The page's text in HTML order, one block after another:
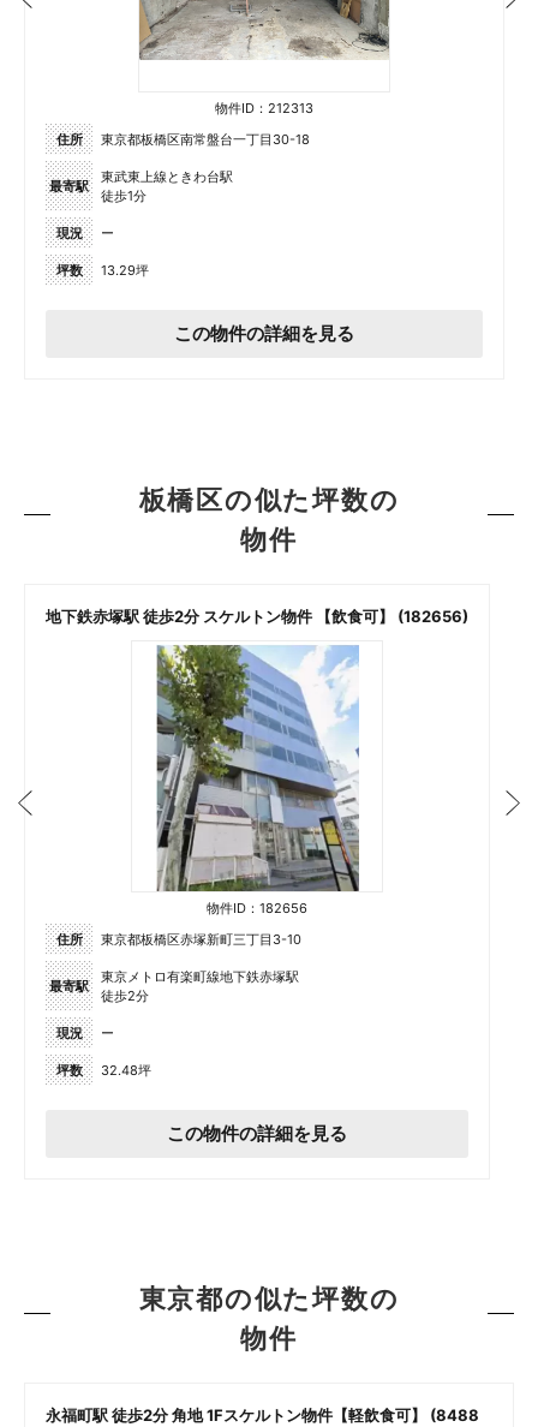
物件ID：212313
住所
東京都板橋区南常盤台一丁目30-18
最寄駅
東武東上線ときわ台駅
徒歩1分
現況 ー
坪数 13.29坪
この物件の詳細を見る
板橋区の似た坪数の
物件
地下鉄赤塚駅 徒歩2分 スケルトン物件 【飲食可】 (182656)
物件ID：182656
住所
東京都板橋区赤塚新町三丁目3-10
最寄駅
東京メトロ有楽町線地下鉄赤塚駅
徒歩2分
現況 ー
坪数 32.48坪
この物件の詳細を見る
東京都の似た坪数の
物件
永福町駅 徒歩2分 角地 1Fスケルトン物件【軽飲食可】 (8488